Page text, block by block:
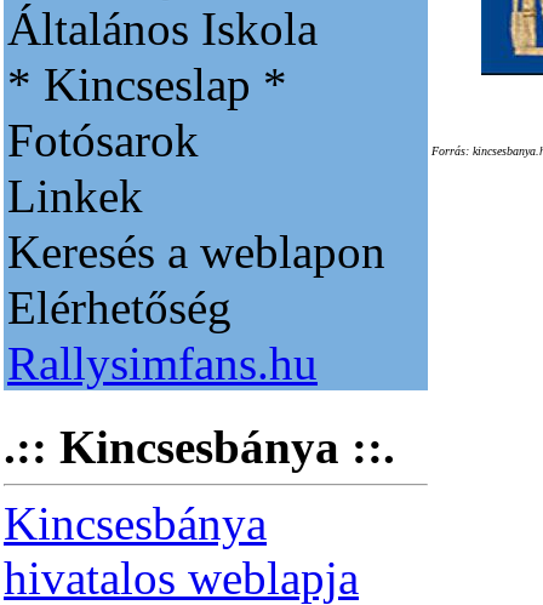
Általános Iskola
* Kincseslap *
Fotósarok
Linkek
Keresés a weblapon
Elérhetőség
Rallysimfans.hu
.:: Kincsesbánya ::.
Kincsesbánya
hivatalos weblapja
Forrás: